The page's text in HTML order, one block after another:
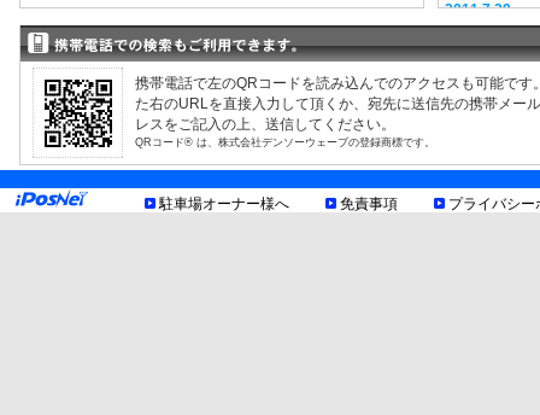
2011.7.29
EV充電器情
2008.9.12
駐車場検索サ
携帯電話で左のQRコードを読み込んでのアクセスも可能です
た右のURLを直接入力して頂くか、宛先に送信先の携帯メー
レスをご記入の上、送信してください。
QRコード® は、株式会社デンソーウェーブの登録商標です。
駐車場オーナー様へ 免責事項 プライバシー